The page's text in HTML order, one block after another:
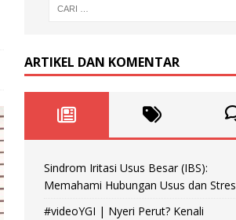
ARTIKEL DAN KOMENTAR
Sindrom Iritasi Usus Besar (IBS):
Memahami Hubungan Usus dan Stres
#videoYGI | Nyeri Perut? Kenali